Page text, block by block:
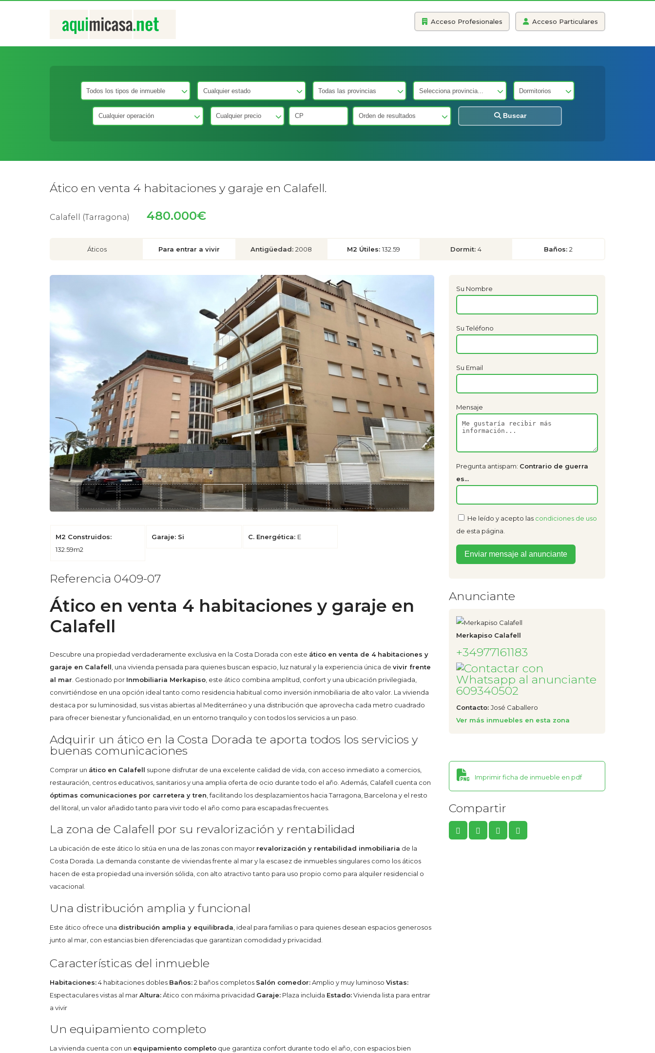
Acceso Profesionales Acceso Particulares
Buscar
Ático en venta 4 habitaciones y garaje en Calafell.
Calafell (Tarragona) 480.000€
Áticos Para entrar a vivir Antigüedad:2008 M2 Útiles:132.59 Dormit: 4 Baños: 2
M2 Construidos:
132.59m2
Garaje: Si C. Energética: E
Referencia 0409-07
Ático en venta 4 habitaciones y garaje en
Calafell
Descubre una propiedad verdaderamente exclusiva en la Costa Dorada con este ático en venta de 4 habitaciones y
garaje en Calafell, una vivienda pensada para quienes buscan espacio, luz natural y la experiencia única de vivir frente
al mar. Gestionado por Inmobiliaria Merkapiso, este ático combina amplitud, confort y una ubicación privilegiada,
convirtiéndose en una opción ideal tanto como residencia habitual como inversión inmobiliaria de alto valor. La vivienda
destaca por su luminosidad, sus vistas abiertas al Mediterráneo y una distribución que aprovecha cada metro cuadrado
para ofrecer bienestar y funcionalidad, en un entorno tranquilo y con todos los servicios a un paso.
Adquirir un ático en la Costa Dorada te aporta todos los servicios y
buenas comunicaciones
Comprar un ático en Calafell supone disfrutar de una excelente calidad de vida, con acceso inmediato a comercios,
restauración, centros educativos, sanitarios y una amplia oferta de ocio durante todo el año. Además, Calafell cuenta con
óptimas comunicaciones por carretera y tren , facilitando los desplazamientos hacia Tarragona, Barcelona y el resto
del litoral, un valor añadido tanto para vivir todo el año como para escapadas frecuentes.
La zona de Calafell por su revalorización y rentabilidad
La ubicación de este ático lo sitúa en una de las zonas con mayor revalorización y rentabilidad inmobiliaria de la
Costa Dorada. La demanda constante de viviendas frente al mar y la escasez de inmuebles singulares como los áticos
hacen de esta propiedad una inversión sólida, con alto atractivo tanto para uso propio como para alquiler residencial o
vacacional.
Una distribución amplia y funcional
Este ático ofrece una distribución amplia y equilibrada , ideal para familias o para quienes desean espacios generosos
junto al mar, con estancias bien diferenciadas que garantizan comodidad y privacidad.
Características del inmueble
Habitaciones:4 habitaciones dobles Baños:2 baños completos Salón comedor:Amplio y muy luminoso Vistas:
Espectaculares vistas al marAltura:Ático con máxima privacidad Garaje: Plaza incluida Estado:Vivienda lista para entrar
a vivir
Un equipamiento completo
La vivienda cuenta con un equipamiento completo que garantiza confort durante todo el año, con espacios bien
Su Nombre
Su Teléfono
Su Email
Mensaje
Pregunta antispam: Contrario de guerra
es...
He leído y acepto las condiciones de uso
de esta página.
Anunciante
Merkapiso Calafell
+34977161183
609340502
Contacto: José Caballero
Ver más inmuebles en esta zona
Imprimir ficha de inmueble en pdf
Compartir